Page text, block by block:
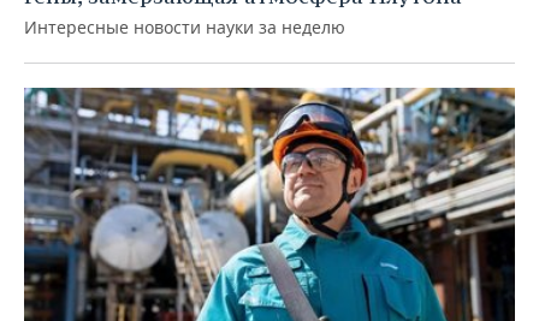
Интересные новости науки за неделю